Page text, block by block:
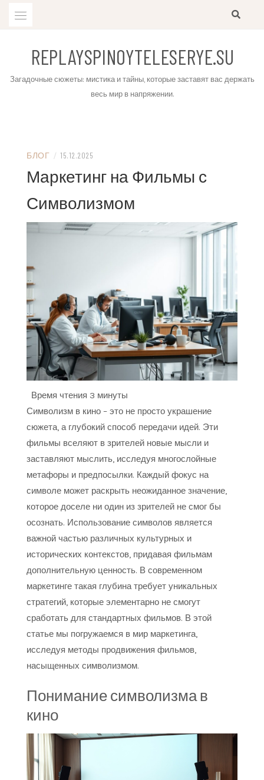
REPLAYSPINOYTELESERYE.SU
Загадочные сюжеты: мистика и тайны, которые заставят вас держать
весь мир в напряжении.
БЛОГ / 15.12.2025
Маркетинг на Фильмы с
Символизмом
Время чтения 3 минуты
Символизм в кино – это не просто украшение
сюжета, а глубокий способ передачи идей. Эти
фильмы вселяют в зрителей новые мысли и
заставляют мыслить, исследуя многослойные
метафоры и предпосылки. Каждый фокус на
символе может раскрыть неожиданное значение,
которое доселе ни один из зрителей не смог бы
осознать. Использование символов является
важной частью различных культурных и
исторических контекстов, придавая фильмам
дополнительную ценность. В современном
маркетинге такая глубина требует уникальных
стратегий, которые элементарно не смогут
сработать для стандартных фильмов. В этой
статье мы погружаемся в мир маркетинга,
исследуя методы продвижения фильмов,
насыщенных символизмом.
Понимание символизма в
кино